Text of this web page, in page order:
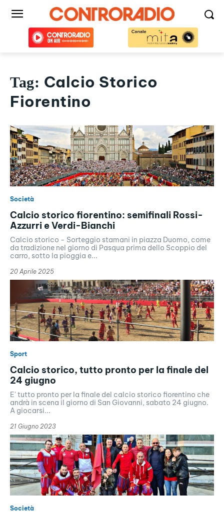
Tag: Calcio Storico
Fiorentino
Società
Calcio storico fiorentino: semifinali Rossi-
Azzurri e Verdi-Bianchi
Calcio storico - Sorteggio stamani in piazza Duomo, come
da tradizione nel giorno di Pasqua prima dello Scoppio del
carro, sotto la pioggia e...
20 Aprile 2025
Sport
Calcio storico, tutto pronto per la finale del
24 giugno
E' tutto pronto per la finale del calcio storico fiorentino che
andrà in scena il giorno di San Giovanni, sabato 24 giugno.
A giocarsi...
21 Giugno 2023
Società